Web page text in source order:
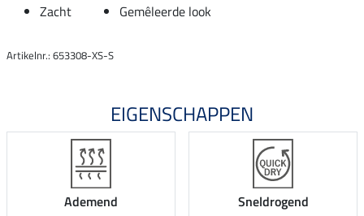
Zacht
Gemêleerde look
Artikelnr.: 653308-XS-S
EIGENSCHAPPEN
Ademend Sneldrogend